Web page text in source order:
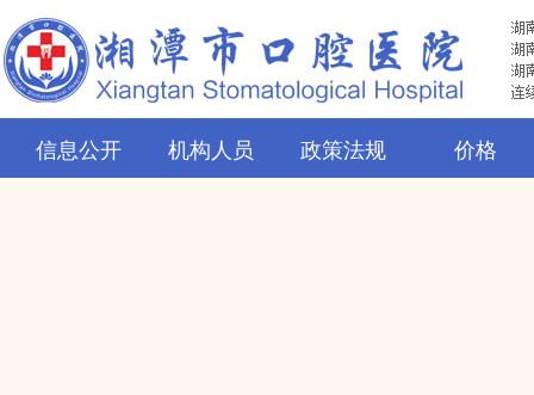
信息公开 机构人员 政策法规 价格